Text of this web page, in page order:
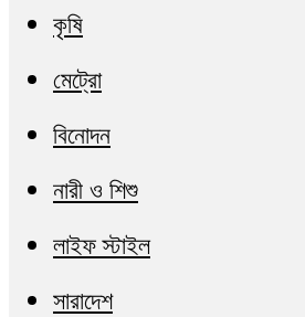
কৃষি
মেট্রো
বিনোদন
নারী ও শিশু
লাইফ স্টাইল
সারাদেশ